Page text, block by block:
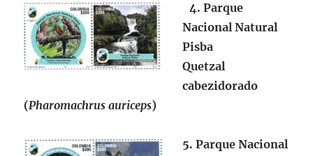
4. Parque
Nacional Natural
Pisba
Quetzal
cabezidorado
(Pharomachrus auriceps)
5. Parque Nacional